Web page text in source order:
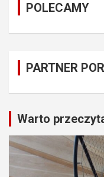
POLECAMY
PARTNER
Warto